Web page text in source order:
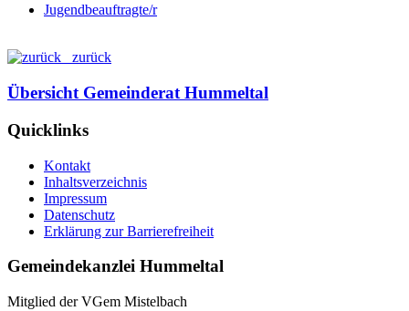
Jugendbeauftragte/r
zurück
Übersicht Gemeinderat Hummeltal
Quicklinks
Kontakt
Inhaltsverzeichnis
Impressum
Datenschutz
Erklärung zur Barrierefreiheit
Gemeindekanzlei Hummeltal
Mitglied der VGem Mistelbach